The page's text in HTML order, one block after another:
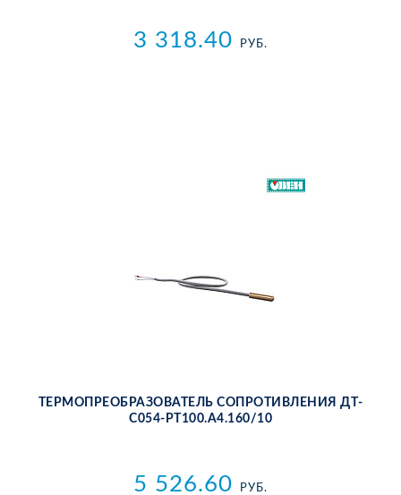
3 318.40 РУБ.
ТЕР­МО­ПРЕ­ОБ­РА­ЗО­ВА­ТЕЛЬ СО­ПРО­ТИВ­ЛЕ­НИЯ ДТ­
С054-РТ100.А4.160/10
5 526.60 РУБ.